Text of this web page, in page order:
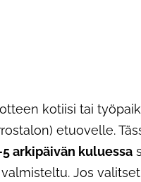
kotiisi tai
etuovelle.
arkipäivän kuluessa
Jos